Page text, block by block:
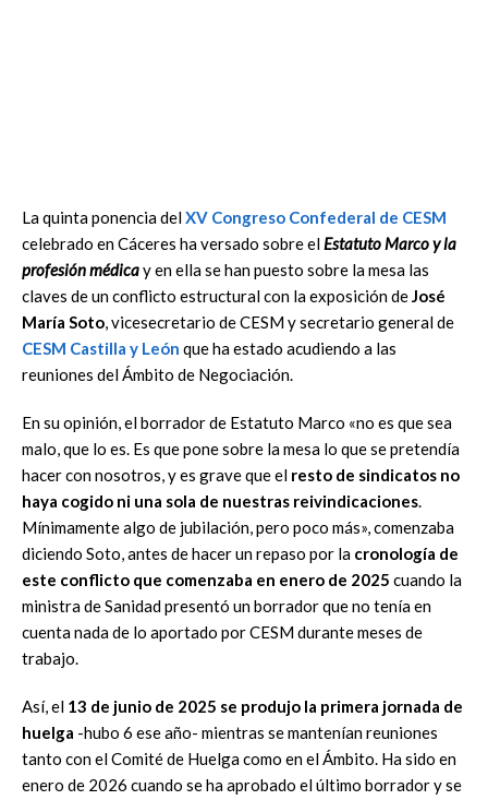
La quinta ponencia delXV Congreso Confederal de CESM
celebrado en Cáceres ha versado sobre elEstatuto Marco y la
profesión médicay en ella se han puesto sobre la mesa las
claves de un conflicto estructural con la exposición deJosé
María Soto, vicesecretario de CESM y secretario general de
CESM Castilla y León que ha estado acudiendo a las
reuniones del Ámbito de Negociación.
En su opinión, el borrador de Estatuto Marco «no es que sea
malo, que lo es. Es que pone sobre la mesa lo que se pretendía
hacer con nosotros, y es grave que el resto de sindicatos no
haya cogido ni una sola de nuestras reivindicaciones.
Mínimamente algo de jubilación, pero poco más», comenzaba
diciendo Soto, antes de hacer un repaso por la cronología de
este conflicto que comenzaba en enero de 2025 cuando la
ministra de Sanidad presentó un borrador que no tenía en
cuenta nada de lo aportado por CESM durante meses de
trabajo.
Así, el 13 de junio de 2025 se produjo la primera jornada de
huelga -hubo 6 ese año- mientras se mantenían reuniones
tanto con el Comité de Huelga como en el Ámbito. Ha sido en
enero de 2026 cuando se ha aprobado el último borrador y se